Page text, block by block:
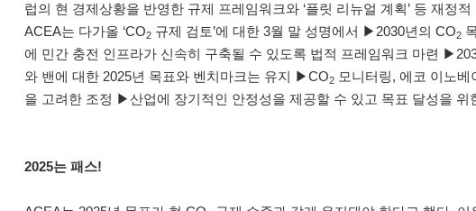
럽의 현 경제상황을 반영한 규제 프레임워크와 ‘플릿 리뉴얼 계획’ 등 재
ACEA는 다가올 ‘CO2 규제 검토’에 대한 3월 말 성명에서 ▶2030년의 CO2
에 민간 충전 인프라가 신속히 구축될 수 있도록 법적 프레임워크 마련
와 밴에 대한 2025년 목표와 벤치마크는 유지 ▶CO2 모니터링, 에코 이노
을 고려한 조정 ▶산업에 장기적인 안정성을 제공할 수 있고 목표 달성을
2025는 패스!